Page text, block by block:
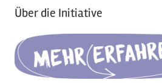
Über die Initiative